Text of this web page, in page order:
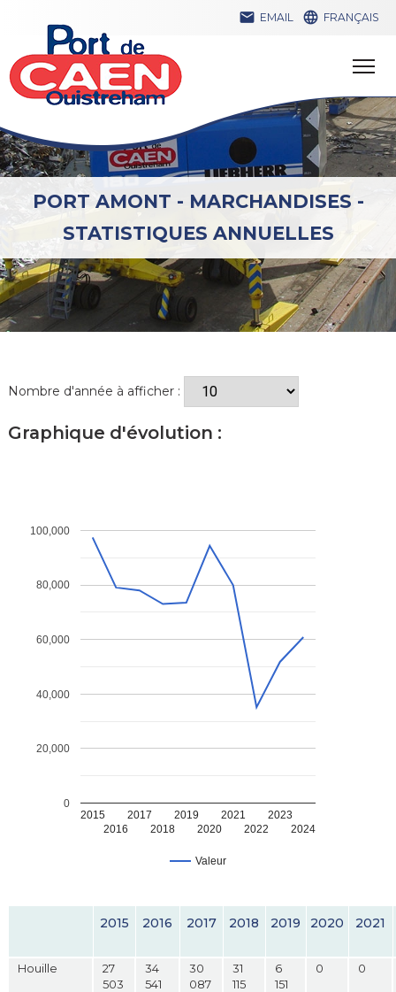
 EMAIL  FRANÇAIS
PORT AMONT - MARCHANDISES -
STATISTIQUES ANNUELLES
Nombre d'année à afficher :
Graphique d'évolution :
Valeur
2015
2016
2017
2018
2019
2020
2021
2022
2023
2024
0
20,000
40,000
60,000
80,000
100,000
2015 2016 2017 2018 2019 2020 2021
Houille
27
503
34
541
30
087
31
115
6
151
0 0